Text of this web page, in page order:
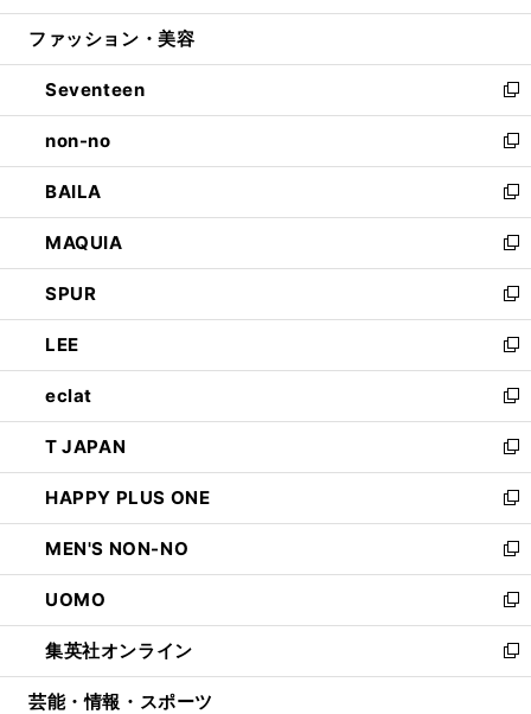
開
ウ
開
く
ン
ウ
で
開
く
ウ
ン
ド
ウ
で
開
く
ファッション・美容
Seventeen
新
し
い
ウ
ィ
ン
ド
ウ
で
開
く
non-no
新
し
い
ウ
ィ
ン
ド
ウ
で
開
く
BAILA
新
し
い
ウ
ィ
ン
ド
ウ
で
開
く
MAQUIA
新
し
い
ウ
ィ
ン
ド
ウ
で
開
く
SPUR
新
し
い
ウ
ィ
ン
ド
ウ
で
開
く
LEE
新
し
い
ウ
ィ
ン
ド
ウ
で
開
く
eclat
新
し
い
ウ
ィ
ン
ド
ウ
で
開
く
T JAPAN
新
し
い
ウ
ィ
ン
ド
ウ
で
開
HAPPY PLUS ONE
新
し
い
ウ
ィ
ン
ド
ウ
MEN'S NON-NO
新
し
い
ウ
ィ
ン
UOMO
新
し
い
ウ
集英社オンライン
新
し
芸能・情報・スポーツ